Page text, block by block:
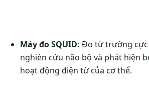
Máy đo SQUID: Đo từ trường
nghiên cứu não bộ và phát hiện
hoạt động điện từ của cơ thể.